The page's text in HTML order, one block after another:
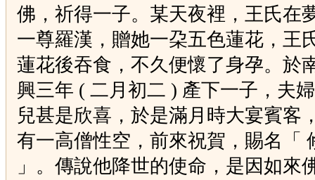
佛，祈得一子。某天夜裡，王氏在
一尊羅漢，贈她一朶五色蓮花，王
蓮花後吞食，不久便懷了身孕。於
興三年 ( 二月初二 ) 產下一子，夫
兒甚是欣喜，於是滿月時大宴賓客
有一高僧性空，前來祝賀，賜名「
」。傳說他降世的使命，是因如來